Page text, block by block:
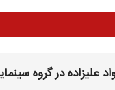
علیزاده در گروه